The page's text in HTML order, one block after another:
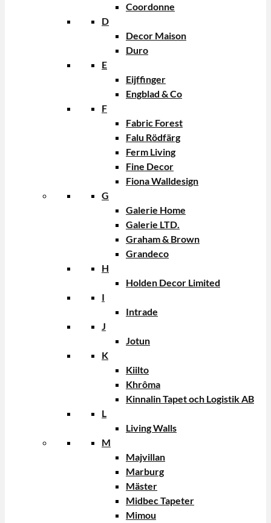
Coordonne
D
Decor Maison
Duro
E
Eijffinger
Engblad & Co
F
Fabric Forest
Falu Rödfärg
Ferm Living
Fine Decor
Fiona Walldesign
G
Galerie Home
Galerie LTD.
Graham & Brown
Grandeco
H
Holden Decor Limited
I
Intrade
J
Jotun
K
Kiilto
Khrôma
Kinnalin Tapet och Logistik AB
L
Living Walls
M
Majvillan
Marburg
Mäster
Midbec Tapeter
Mimou